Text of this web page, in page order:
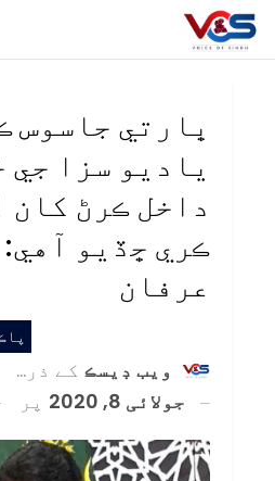
ڀارتي جاسوس
ياديو سزا جي
داخل ڪرڻ کان
ڪري ڇڏيو
عرفان
ويب ڊيسڪ کے ذریعہ
جولائی 8, 2020
پر